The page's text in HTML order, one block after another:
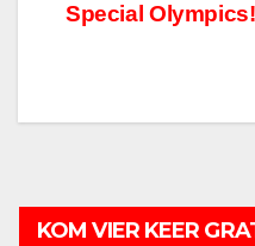
Special Olympics!
KOM VIER KEER